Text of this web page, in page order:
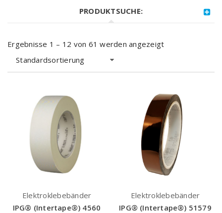
PRODUKTSUCHE:
Ergebnisse 1 – 12 von 61 werden angezeigt
Standardsortierung
Elektroklebebänder
IPG® (Intertape®) 4560
Elektroklebebänder
IPG® (Intertape®) 51579